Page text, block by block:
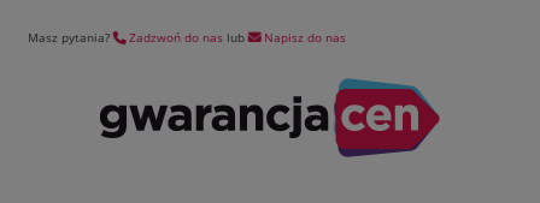
Masz pytania? Zadzwoń do nas lub Napisz do nas